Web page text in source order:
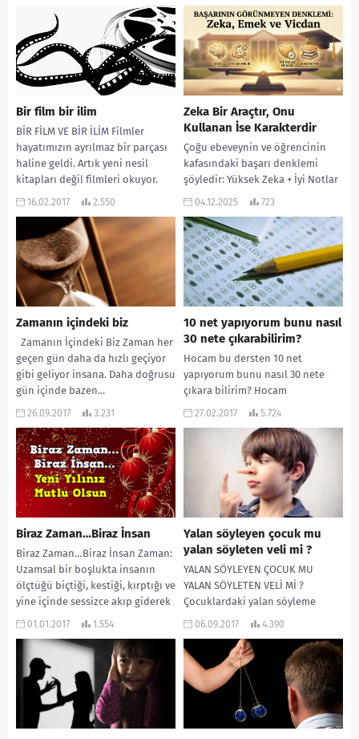
Bir film bir ilim
BİR FİLM VE BİR İLİM Filmler
hayatımızın ayrılmaz bir parçası
haline geldi. Artık yeni nesil
kitapları değil filmleri okuyor.
Kitaplarda...
16.02.2017 2.550
Zeka Bir Araçtır, Onu
Kullanan İse Karakterdir
Çoğu ebeveynin ve öğrencinin
kafasındaki başarı denklemi
şöyledir: Yüksek Zeka + İyi Notlar
= Hayat Boyu Mutluluk. Bir
04.12.2025 723
Zamanın içindeki biz
Zamanın İçindeki Biz Zaman her
geçen gün daha da hızlı geçiyor
gibi geliyor insana. Daha doğrusu
gün içinde bazen...
26.09.2017 3.231
10 net yapıyorum bunu nasıl
30 nete çıkarabilirim?
Hocam bu dersten 10 net
yapıyorum bunu nasıl 30 nete
çıkara bilirim? Hocam
matematikten 2-3 net yapıyorum
27.02.2017 5.724
Biraz Zaman…Biraz İnsan
Biraz Zaman…Biraz İnsan Zaman:
Uzamsal bir boşlukta insanın
ölçtüğü biçtiği, kestiği, kırptığı ve
yine içinde sessizce akıp giderek
kaybolduğu, düne...
01.01.2017 1.554
Yalan söyleyen çocuk mu
yalan söyleten veli mi ?
YALAN SÖYLEYEN ÇOCUK MU
YALAN SÖYLETEN VELİ Mİ ?
Çocuklardaki yalan söyleme
davranışına bozukluk demeden
06.09.2017 4.390